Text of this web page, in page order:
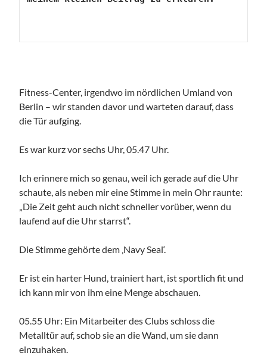
Fitness-Center, irgendwo im nördlichen Umland von
Berlin – wir standen davor und warteten darauf, dass
die Tür aufging.
Es war kurz vor sechs Uhr, 05.47 Uhr.
Ich erinnere mich so genau, weil ich gerade auf die Uhr
schaute, als neben mir eine Stimme in mein Ohr raunte:
„Die Zeit geht auch nicht schneller vorüber, wenn du
laufend auf die Uhr starrst“.
Die Stimme gehörte dem ‚Navy Seal‘.
Er ist ein harter Hund, trainiert hart, ist sportlich fit und
ich kann mir von ihm eine Menge abschauen.
05.55 Uhr: Ein Mitarbeiter des Clubs schloss die
Metalltür auf, schob sie an die Wand, um sie dann
einzuhaken.